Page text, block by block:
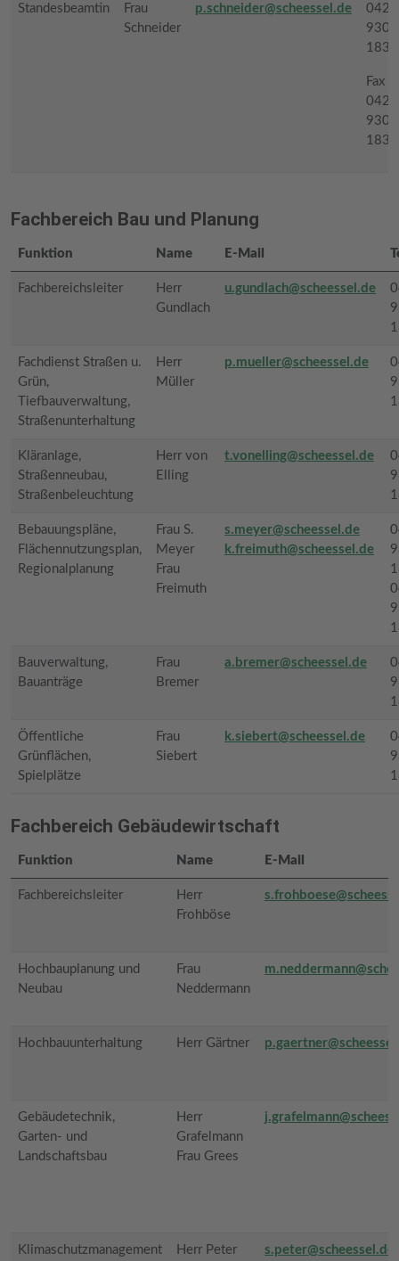
Standesbeamtin
Frau
Schneider
p.schneider@scheessel.de
1834
Fax
1839
Fachbereich Bau und Planung
Funktion Name E-Mail
Fachbereichsleiter
Herr
Gundlach
u.gundlach@scheessel.de
Fachdienst Straßen u.
Grün,
Tiefbauverwaltung,
Straßenunterhaltung
Herr
Müller
p.mueller@scheessel.de
Kläranlage,
Straßenneubau,
Straßenbeleuchtung
Herr von
Elling
t.vonelling@scheessel.de
Bebauungspläne,
Flächennutzungsplan,
Regionalplanung
Frau S.
Meyer
Frau
Freimuth
s.meyer@scheessel.de
k.freimuth@scheessel.de
Bauverwaltung,
Bauanträge
Frau
Bremer
a.bremer@scheessel.de
Öffentliche
Grünflächen,
Spielplätze
Frau
Siebert
k.siebert@scheessel.de
Fachbereich Gebäudewirtschaft
Funktion Name E-Mail
Fachbereichsleiter
Herr
Frohböse
Hochbauplanung und
Neubau
Frau
Neddermann
Hochbauunterhaltung Herr Gärtner
Gebäudetechnik,
Garten- und
Landschaftsbau
Herr
Grafelmann
Frau Grees
Klimaschutzmanagement Herr Peter s.peter@scheessel.de